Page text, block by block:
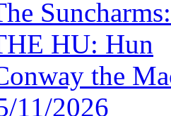
HU: Hun
the
11/2026